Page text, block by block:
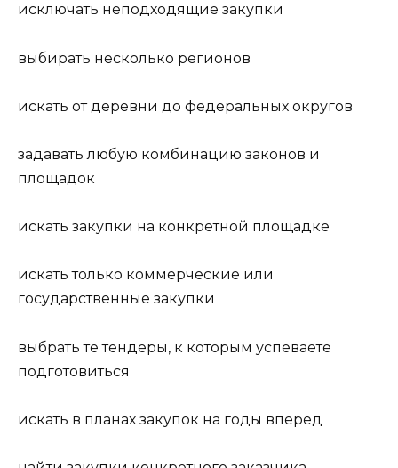
исключать неподходящие закупки
выбирать несколько регионов
искать от деревни до федеральных округов
задавать любую комбинацию законов и
площадок
искать закупки на конкретной площадке
искать только коммерческие или
государственные закупки
выбрать те тендеры, к которым успеваете
подготовиться
искать в планах закупок на годы вперед